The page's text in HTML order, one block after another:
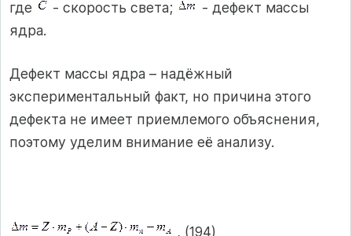
где - скорость света;
- дефект массы
ядра.
Дефект массы ядра – надёжный
экспериментальный факт, но причина этого
дефекта не имеет приемлемого объяснения,
поэтому уделим внимание её анализу.
, (194)